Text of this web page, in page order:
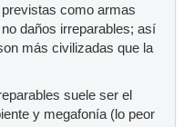
como armas
daños irreparables; así
más civilizadas que la
suele ser el
y megafonía (lo peor